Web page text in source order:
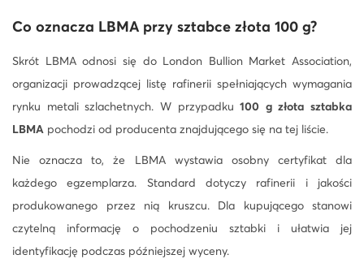
Co oznacza LBMA przy sztabce złota 100 g?
Skrót LBMA odnosi się do London Bullion Market Association,
organizacji prowadzącej listę rafinerii spełniających wymagania
rynku metali szlachetnych. W przypadku100 g złota sztabka
LBMA pochodzi od producenta znajdującego się na tej liście.
Nie oznacza to, że LBMA wystawia osobny certyfikat dla
każdego egzemplarza. Standard dotyczy rafinerii i jakości
produkowanego przez nią kruszcu. Dla kupującego stanowi
czytelną informację o pochodzeniu sztabki i ułatwia jej
identyfikację podczas późniejszej wyceny.